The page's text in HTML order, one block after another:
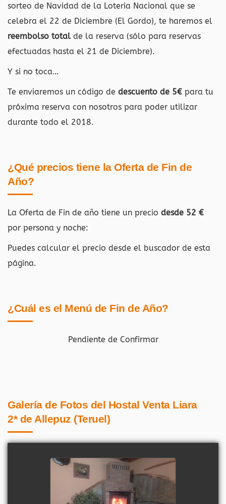
sorteo de Navidad de la Loteria Nacional que se
celebra el 22 de Diciembre (El Gordo), te haremos el
reembolso total de la reserva (sólo para reservas
efectuadas hasta el 21 de Diciembre).
Y si no toca…
Te enviaremos un código de descuento de 5€ para tu
próxima reserva con nosotros para poder utilizar
durante todo el 2018.
¿Qué precios tiene la Oferta de Fin de
Año?
La Oferta de Fin de año tiene un precio desde 52 €
por persona y noche:
Puedes calcular el precio desde el buscador de esta
página.
¿Cuál es el Menú de Fin de Año?
Pendiente de Confirmar
Galería de Fotos del Hostal Venta Liara
2* de Allepuz (Teruel)